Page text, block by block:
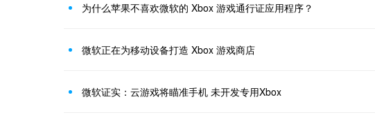
为什么苹果不喜欢微软的 Xbox 游戏通行证应用程序？
微软正在为移动设备打造 Xbox 游戏商店
微软证实：云游戏将瞄准手机 未开发专用Xbox